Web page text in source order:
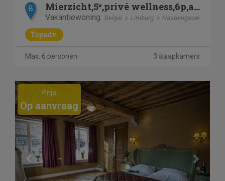
B Mierzicht,5*,privé wellness,6p,airco, Haspengouw
Vakantiewoning België Limburg Haspengouw
Topadv.
Max. 6 personen 3 slaapkamers
Previous
Prijs
Op aanvraag